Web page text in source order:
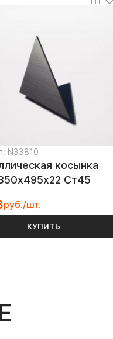
N33810
косынка
Ст45
руб./шт.
КУПИТЬ